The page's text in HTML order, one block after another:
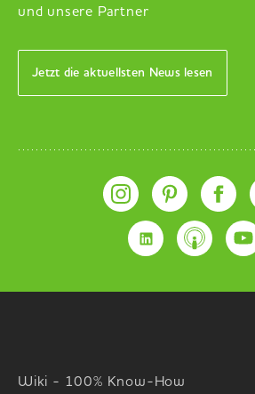
und unsere Partner
Jetzt die aktuellsten News lesen
Wiki - 100% Know-How